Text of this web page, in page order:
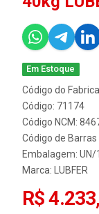
Em Estoque
Código do
Código: 71174
Código NCM:
Código de
Embalagem: UN/1
Marca: LUBFER
R$